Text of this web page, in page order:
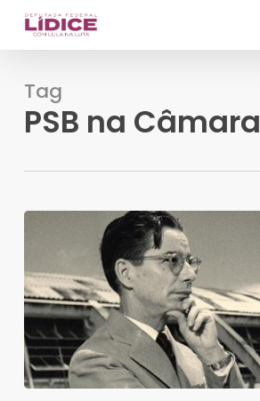
Skip
content
Tag
PSB na Câmara